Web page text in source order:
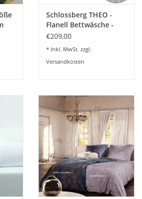
können auf Anfrage gefertigt
Schlossberg THEO -
Flanell Bettwäsche -
warm und kuschelig
€209,00
* Inkl. MwSt. zzgl.
Versandkosten